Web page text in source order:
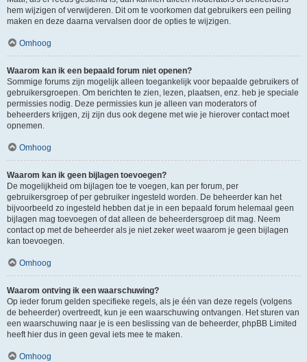
hem wijzigen of verwijderen. Dit om te voorkomen dat gebruikers een peiling
maken en deze daarna vervalsen door de opties te wijzigen.
Omhoog
Waarom kan ik een bepaald forum niet openen?
Sommige forums zijn mogelijk alleen toegankelijk voor bepaalde gebruikers of
gebruikersgroepen. Om berichten te zien, lezen, plaatsen, enz. heb je speciale
permissies nodig. Deze permissies kun je alleen van moderators of
beheerders krijgen, zij zijn dus ook degene met wie je hierover contact moet
opnemen.
Omhoog
Waarom kan ik geen bijlagen toevoegen?
De mogelijkheid om bijlagen toe te voegen, kan per forum, per
gebruikersgroep of per gebruiker ingesteld worden. De beheerder kan het
bijvoorbeeld zo ingesteld hebben dat je in een bepaald forum helemaal geen
bijlagen mag toevoegen of dat alleen de beheerdersgroep dit mag. Neem
contact op met de beheerder als je niet zeker weet waarom je geen bijlagen
kan toevoegen.
Omhoog
Waarom ontving ik een waarschuwing?
Op ieder forum gelden specifieke regels, als je één van deze regels (volgens
de beheerder) overtreedt, kun je een waarschuwing ontvangen. Het sturen van
een waarschuwing naar je is een beslissing van de beheerder, phpBB Limited
heeft hier dus in geen geval iets mee te maken.
Omhoog